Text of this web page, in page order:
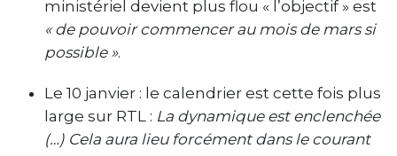
ministériel devient plus flou « l’objectif » est
« de pouvoir commencer au mois de mars si
possible ».
Le 10 janvier : le calendrier est cette fois plus
large sur RTL : La dynamique est enclenchée
(…) Cela aura lieu forcément dans le courant